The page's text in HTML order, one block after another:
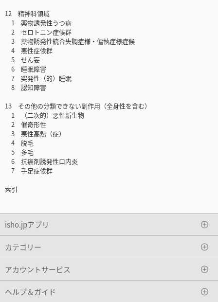
12 精神科領域
1 薬物誘発性うつ病
2 セロトニン症候群
3 薬物誘発性統合失調症様・偏執症様症候
4 悪性症候群
5 せん妄
6 睡眠障害
7 突発性（的）睡眠
8 認知障害
13 その他の分類できない副作用（全身性を含む）
1 （二次的）悪性新生物
2 催奇形性
3 悪性高熱（症）
4 脱毛
5 多毛
6 抗癌剤誘発性口内炎
7 手足症候群
索引
isho.jpアプリ
カテゴリー
アカウントサービス
ヘルプ＆ガイド